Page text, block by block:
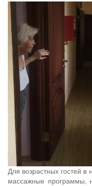
Для возрастных гостей
массажные программы,